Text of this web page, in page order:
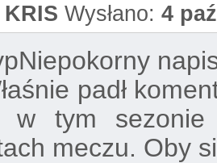
KRIS Wysłano: 4
padł
w tym
meczu. Oby